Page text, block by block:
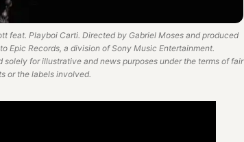
feat. Playboi Carti. Directed by Gabriel Moses and produced
Epic Records, a division of Sony Music Entertainment.
for illustrative and news purposes under the terms of fair
or the labels involved.